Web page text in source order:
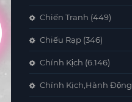
Chiến Tranh (449)
Chiếu Rạp (346)
Chính Kịch (6.146)
Chính Kịch,Hành Động